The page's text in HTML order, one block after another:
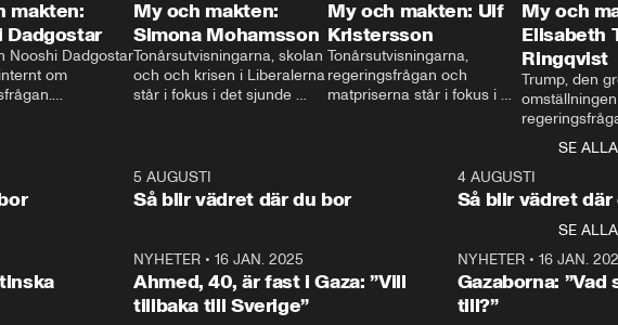
makten:
Dadgostar
Nooshi Dadgostar
om
upp i val. Ska vi
så sitter vi förstås
My och makten:
Simona Mohamsson
Tonårsutvisningarna, skolan
och och krisen i Liberalerna
står i fokus i det sjunde
kommentator My
Rohwedder ställer
utbildnings- och
Mohamsson till svars.
My och makten: Ulf
Kristersson
Tonårsutvisningarna,
regeringsfrågan och
matpriserna står i fokus i
Rohwedder ställer
statsminister Ulf Kristersson
My och
Elisabeth
Ringqvist
Trump, den
centrum i
avsnittet av
Makten”. Se
Aftonbladets
Rohwedder
Thand Ring
SE ALLA
5 AUGUSTI
Så blir vädret där du bor
4 AUGUSTI
Så blir vädret där
SE ALLA
NYHETER• 16 JAN. 2025
Ahmed, 40, är fast i Gaza: ”Vill
tillbaka till Sverige”
NYHETER• 16 JAN.
Gazaborna:
till?”